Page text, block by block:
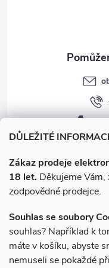
DŮLEŽITÉ
Zákaz prodeje
18 let. Děkujeme
zodpovědné prodejce.
Souhlas se soubory
souhlas? Například k
máte v košíku, abyste
nemuseli se pokaždé
Instagram